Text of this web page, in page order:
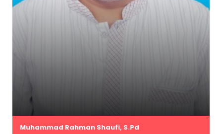
Muhammad Rahman Shaufi, S.Pd